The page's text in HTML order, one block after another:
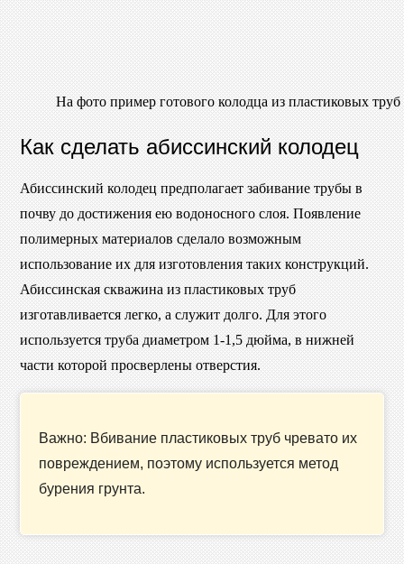
На фото пример готового колодца из пластиковых труб
Как сделать абиссинский колодец
Абиссинский колодец предполагает забивание трубы в
почву до достижения ею водоносного слоя. Появление
полимерных материалов сделало возможным
использование их для изготовления таких конструкций.
Абиссинская скважина из пластиковых труб
изготавливается легко, а служит долго. Для этого
используется труба диаметром 1-1,5 дюйма, в нижней
части которой просверлены отверстия.
Важно: Вбивание пластиковых труб чревато их
повреждением, поэтому используется метод
бурения грунта.